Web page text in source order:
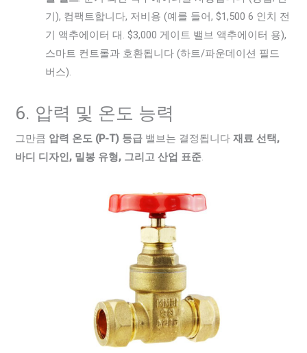
기), 컴팩트합니다, 저비용 (예를 들어, $1,500 6 인치 전
기 액추에이터 대. $3,000 게이트 밸브 액추에이터 용),
스마트 컨트롤과 호환됩니다 (하트/파운데이션 필드
버스).
6. 압력 및 온도 능력
그만큼 압력 온도 (P-T) 등급 밸브는 결정됩니다재료 선택,
바디 디자인, 밀봉 유형, 그리고 산업 표준.